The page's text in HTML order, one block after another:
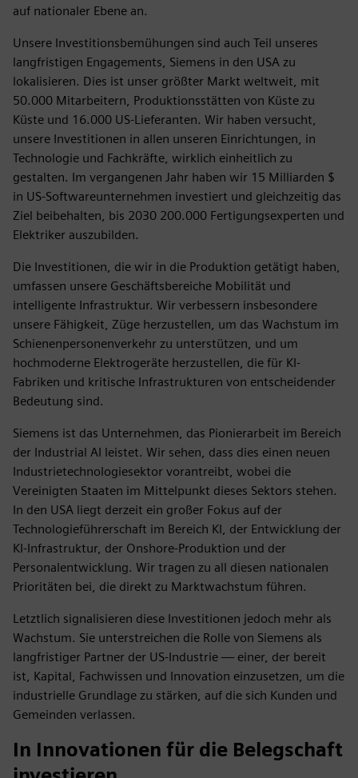
auf nationaler Ebene an.
Unsere Investitionsbemühungen sind auch Teil unseres
langfristigen Engagements, Siemens in den USA zu
lokalisieren. Dies ist unser größter Markt weltweit, mit
50.000 Mitarbeitern, Produktionsstätten von Küste zu
Küste und 16.000 US-Lieferanten. Wir haben versucht,
unsere Investitionen in allen unseren Einrichtungen, in
Technologie und Fachkräfte, wirklich einheitlich zu
gestalten. Im vergangenen Jahr haben wir 15 Milliarden $
in US-Softwareunternehmen investiert und gleichzeitig das
Ziel beibehalten, bis 2030 200.000 Fertigungsexperten und
Elektriker auszubilden.
Die Investitionen, die wir in die Produktion getätigt haben,
umfassen unsere Geschäftsbereiche Mobilität und
intelligente Infrastruktur. Wir verbessern insbesondere
unsere Fähigkeit, Züge herzustellen, um das Wachstum im
Schienenpersonenverkehr zu unterstützen, und um
hochmoderne Elektrogeräte herzustellen, die für KI-
Fabriken und kritische Infrastrukturen von entscheidender
Bedeutung sind.
Siemens ist das Unternehmen, das Pionierarbeit im Bereich
der Industrial AI leistet. Wir sehen, dass dies einen neuen
Industrietechnologiesektor vorantreibt, wobei die
Vereinigten Staaten im Mittelpunkt dieses Sektors stehen.
In den USA liegt derzeit ein großer Fokus auf der
Technologieführerschaft im Bereich KI, der Entwicklung der
KI-Infrastruktur, der Onshore-Produktion und der
Personalentwicklung. Wir tragen zu all diesen nationalen
Prioritäten bei, die direkt zu Marktwachstum führen.
Letztlich signalisieren diese Investitionen jedoch mehr als
Wachstum. Sie unterstreichen die Rolle von Siemens als
langfristiger Partner der US-Industrie — einer, der bereit
ist, Kapital, Fachwissen und Innovation einzusetzen, um die
industrielle Grundlage zu stärken, auf die sich Kunden und
Gemeinden verlassen.
In Innovationen für die Belegschaft